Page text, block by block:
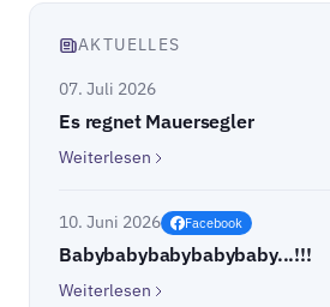
AKTUELLES
07. Juli 2026
Es regnet Mauersegler
Weiterlesen
10. Juni 2026 Facebook
Babybabybabybabybaby...!!!
Weiterlesen